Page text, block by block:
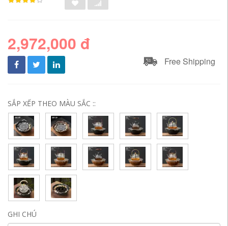
2,972,000 đ
Free Shipping
SẮP XẾP THEO MÀU SẮC ::
GHI CHÚ